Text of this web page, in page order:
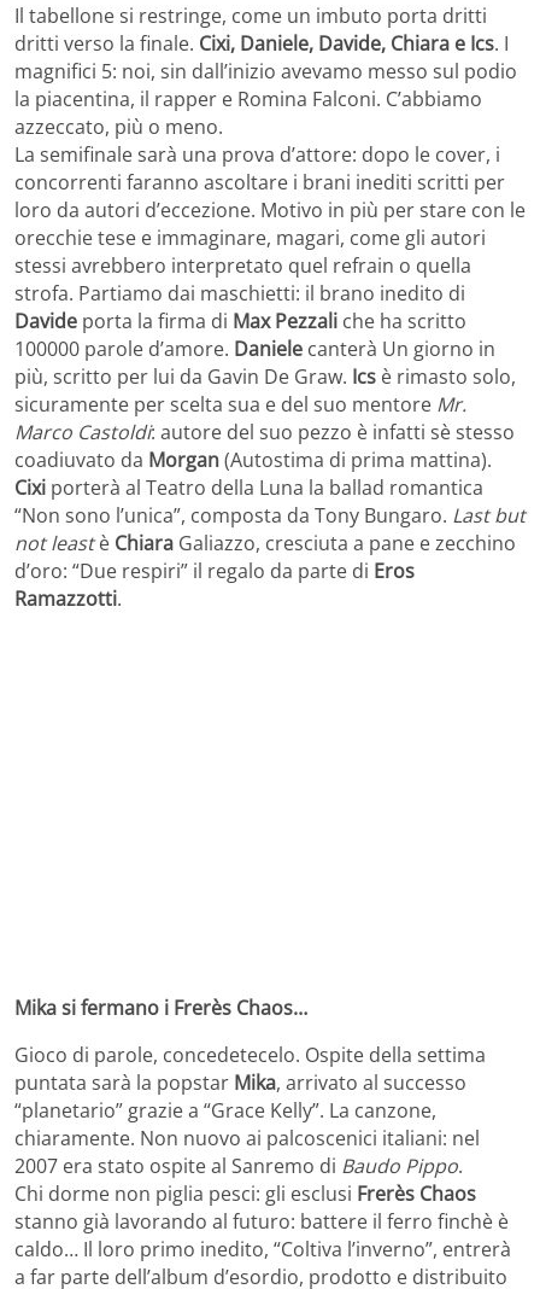
Il tabellone si restringe, come un imbuto porta dritti
dritti verso la finale. Cixi, Daniele, Davide, Chiara e Ics. I
magnifici 5: noi, sin dall’inizio avevamo messo sul podio
la piacentina, il rapper e Romina Falconi. C’abbiamo
azzeccato, più o meno.
La semifinale sarà una prova d’attore: dopo le cover, i
concorrenti faranno ascoltare i brani inediti scritti per
loro da autori d’eccezione. Motivo in più per stare con le
orecchie tese e immaginare, magari, come gli autori
stessi avrebbero interpretato quel refrain o quella
strofa. Partiamo dai maschietti: il brano inedito di
Davide porta la firma di Max Pezzali che ha scritto
100000 parole d’amore. Daniele canterà Un giorno in
più, scritto per lui da Gavin De Graw. Ics è rimasto solo,
sicuramente per scelta sua e del suo mentore Mr.
Marco Castoldi: autore del suo pezzo è infatti sè stesso
coadiuvato da Morgan(Autostima di prima mattina).
Cixi porterà al Teatro della Luna la ballad romantica
“Non sono l’unica”, composta da Tony Bungaro. Last but
not leastè Chiara Galiazzo, cresciuta a pane e zecchino
d’oro: “Due respiri” il regalo da parte di Eros
Ramazzotti.
Mika si fermano i Frerès Chaos…
Gioco di parole, concedetecelo. Ospite della settima
puntata sarà la popstar Mika, arrivato al successo
“planetario” grazie a “Grace Kelly”. La canzone,
chiaramente. Non nuovo ai palcoscenici italiani: nel
2007 era stato ospite al Sanremo di Baudo Pippo.
Chi dorme non piglia pesci: gli esclusi Frerès Chaos
stanno già lavorando al futuro: battere il ferro finchè è
caldo… Il loro primo inedito, “Coltiva l’inverno”, entrerà
a far parte dell’album d’esordio, prodotto e distribuito